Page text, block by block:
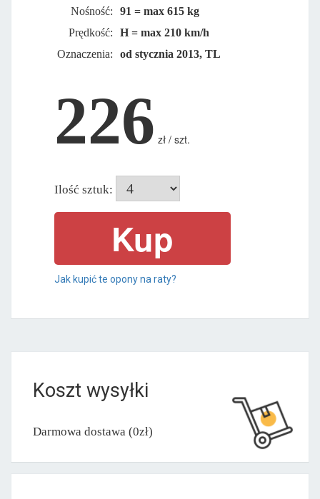
Nośność:
91 = max 615 kg
Prędkość:
H = max 210 km/h
Oznaczenia:
od stycznia 2013, TL
226 zł / szt.
Ilość sztuk:
Jak kupić te opony na raty?
Koszt wysyłki
Darmowa dostawa (0zł)